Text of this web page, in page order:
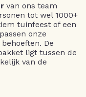
van ons team
tot wel 1000+
tuinfeest of een
onze
De
ligt tussen de
van de